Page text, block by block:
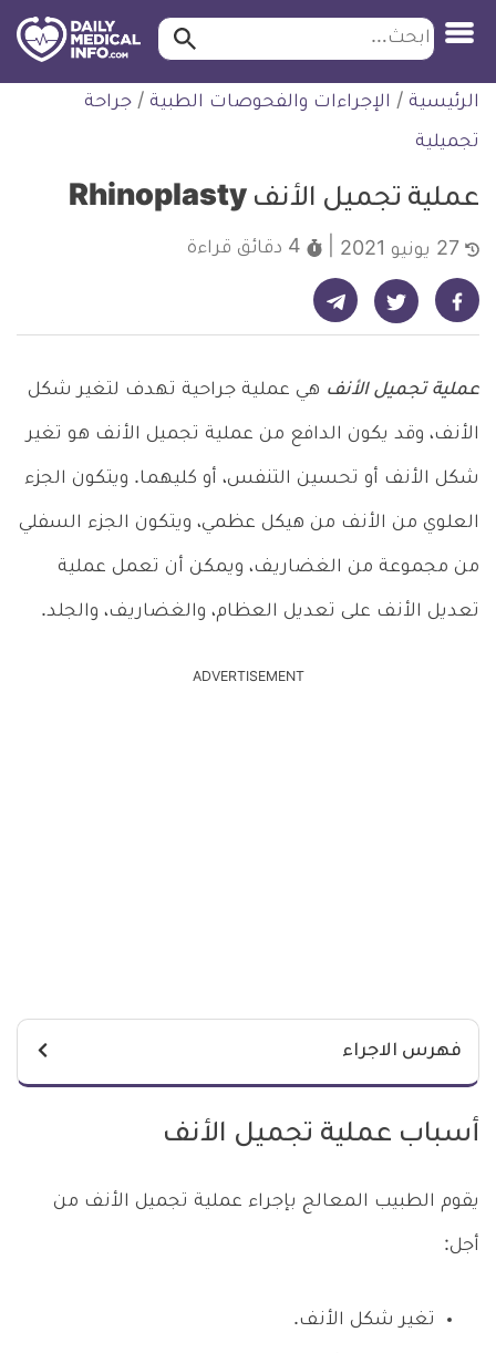
التخطي
للمحتوى
طبية
ابحث ابحث…
الرئيسية / الإجراءات والفحوصات الطبية / جراحة
تجميلية
عملية تجميل الأنف Rhinoplasty
4 دقائق قراءة
شارك على فيسبوك - ديلي ميديكال انفو شارك على تويتر - ديلي ميديكال انفو شارك على تيليجرام - ديلي ميديكال انفو
عملية تجميل الأنف هي عملية جراحية تهدف لتغير شكل
الأنف، وقد يكون الدافع من عملية تجميل الأنف هو تغير
شكل الأنف أو تحسين التنفس، أو كليهما. ويتكون الجزء
العلوي من الأنف من هيكل عظمي، ويتكون الجزء السفلي
من مجموعة من الغضاريف، ويمكن أن تعمل عملية
تعديل الأنف على تعديل العظام، والغضاريف، والجلد.
ADVERTISEMENT
فهرس الاجراء
أسباب عملية تجميل الأنف
يقوم الطبيب المعالج بإجراء عملية تجميل الأنف من
أجل:
تغير شكل الأنف.